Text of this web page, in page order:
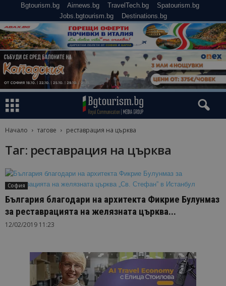
Bgtourism.bg Airnews.bg TravelTech.bg
Spatourism.bg
Jobs.bgtourism.bg
Destinations.bg
Начало тагове реставрация на църква
Таг: реставрация на църква
София
България благодари на архитекта Фикрие Булунмаз
за реставрацията на желязната църква...
12/02/2019 11:23